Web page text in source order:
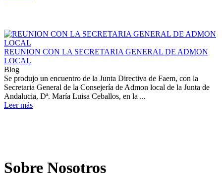
REUNION CON LA SECRETARIA GENERAL DE ADMON
LOCAL
Blog
Se produjo un encuentro de la Junta Directiva de Faem, con la
Secretaria General de la Consejería de Admon local de la Junta de
Andalucia, Dª. María Luisa Ceballos, en la ...
Leer más
Sobre Nosotros